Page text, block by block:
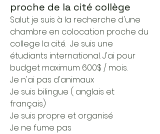
proche de la cité collège
Salut je suis à la recherche d'une
chambre en colocation proche du
college la cité.  Je suis une
étudiants international. J'ai pour
budget maximum 600$ / mois.
Je n'ai pas d'animaux
Je suis bilingue ( anglais et
français)
Je suis propre et organisé
Je ne fume pas